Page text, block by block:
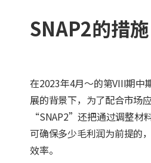
SNAP2的措施
在2023年4月～的第VIII期
展的背景下，为了配合市场
“SNAP2”还把通过调整
可确保多少毛利润为前提的
效率。